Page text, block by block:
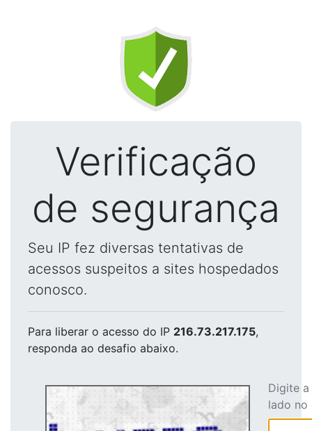
Verificação
de segurança
Seu IP fez diversas tentativas de
acessos suspeitos a sites hospedados
conosco.
Para liberar o acesso do IP 216.73.217.175,
responda ao desafio abaixo.
Digite
lado no